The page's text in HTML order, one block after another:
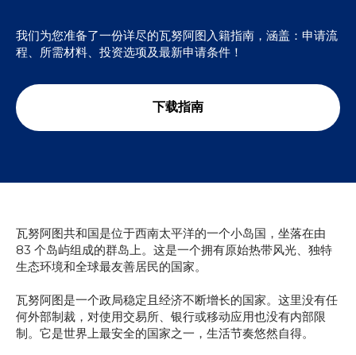
我们为您准备了一份详尽的瓦努阿图入籍指南，涵盖：申请流
程、所需材料、投资选项及最新申请条件！
下载指南
瓦努阿图共和国是位于西南太平洋的一个小岛国，坐落在由
83 个岛屿组成的群岛上。这是一个拥有原始热带风光、独特
生态环境和全球最友善居民的国家。
瓦努阿图是一个政局稳定且经济不断增长的国家。这里没有任
何外部制裁，对使用交易所、银行或移动应用也没有内部限
制。它是世界上最安全的国家之一，生活节奏悠然自得。